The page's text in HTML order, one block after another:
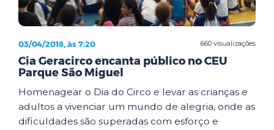
660 visualizações
03/04/2018, às 7:20
Cia Geracirco encanta público no CEU
Parque São Miguel
Homenagear o Dia do Circo e levar as crianças e
adultos a vivenciar um mundo de alegria, onde as
dificuldades são superadas com esforço e